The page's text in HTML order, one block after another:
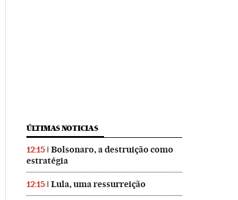
ÚLTIMAS NOTICIAS
12:15
Bolsonaro, a destruição como
estratégia
12:15 Lula, uma ressurreição